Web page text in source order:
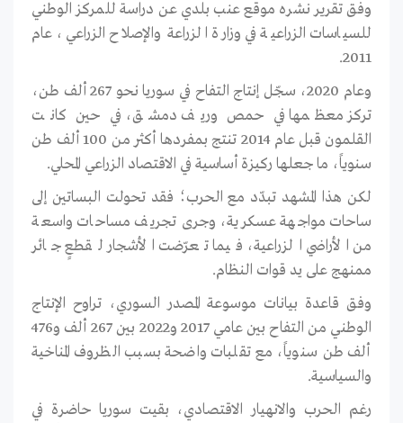
وفق تقرير نشره موقع عنب بلدي عن دراسة للمركز الوطني
للسياسات الزراعية في وزارة الزراعة والإصلاح الزراعي، عام
2011.
وعام 2020، سجّل إنتاج التفاح في سوريا نحو 267 ألف طن،
تركز معظمها في حمص وريف دمشق، في حين كانت
القلمون قبل عام 2014 تنتج بمفردها أكثر من 100 ألف طن
سنوياً، ما جعلها ركيزة أساسية في الاقتصاد الزراعي المحلي.
لكن هذا المشهد تبدّد مع الحرب؛ فقد تحولت البساتين إلى
ساحات مواجهة عسكرية، وجرى تجريف مساحات واسعة
من الأراضي الزراعية، فيما تعرّضت الأشجار لقطعٍ جائر
ممنهج على يد قوات النظام.
وفق قاعدة بيانات موسوعة المصدر السوري، تراوح الإنتاج
الوطني من التفاح بين عامي 2017 و2022 بين 267 ألف و476
ألف طن سنوياً، مع تقلبات واضحة بسبب الظروف المناخية
والسياسية.
رغم الحرب والانهيار الاقتصادي، بقيت سوريا حاضرة في